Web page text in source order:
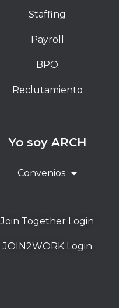
Staffing
Payroll
BPO
Reclutamiento
Yo soy ARCH
Convenios
Join Together Login
JOIN2WORK Login